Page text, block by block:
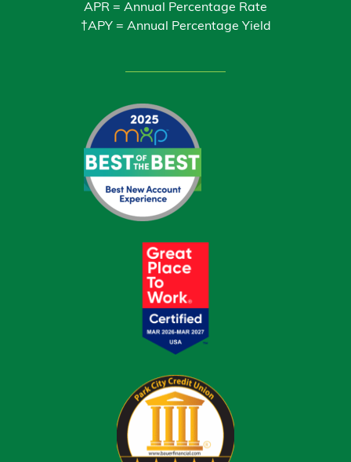
APR = Annual Percentage Rate
†APY = Annual Percentage Yield